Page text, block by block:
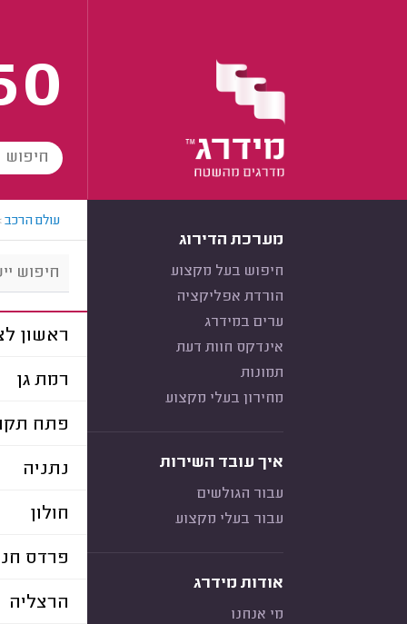
מערכת הדירוג
חיפוש בעל מקצוע
הורדת אפליקציה
ערים במידרג
אינדקס חוות דעת
תמונות
מחירון בעלי מקצוע
איך עובד השירות
עבור הגולשים
עבור בעלי מקצוע
אודות מידרג
מי אנחנו
עולם הרכב
ראשון
רמת גן
פתח
נתניה
חולון
פרדס
הרצליה